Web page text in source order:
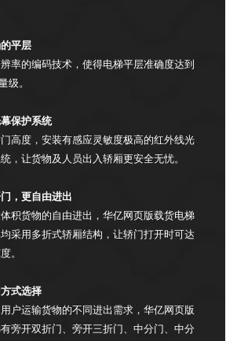
平层
率的编码技术，使得电梯平层准确度达到
级。
保护系统
高度，安装有感应灵敏度极高的红外线光
，让货物及人员出入轿厢更安全无忧。
，更自由进出
积货物的自由进出，华亿网页版载货电梯
采用多折式轿厢结构，让轿门打开时可达
。
式选择
户运输货物的不同进出需求，华亿网页版
旁开双折门、旁开三折门、中分门、中分